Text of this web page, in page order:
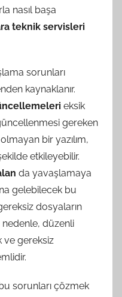
nasıl başa
teknik servisleri
sorunları
kaynaklanır.
eksik
gereken
bir yazılım,
etkileyebilir.
da yavaşlamaya
gelebilecek bu
dosyaların
nedenle, düzenli
ve gereksiz
sorunları çözmek